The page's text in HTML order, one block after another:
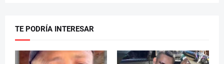
TE PODRÍA INTERESAR